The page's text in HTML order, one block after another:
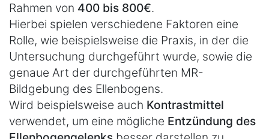
Rahmen von 400 bis 800€.
Hierbei spielen verschiedene Faktoren eine
Rolle, wie beispielsweise die Praxis, in der die
Untersuchung durchgeführt wurde, sowie die
genaue Art der durchgeführten MR-
Bildgebung des Ellenbogens.
Wird beispielsweise auch Kontrastmittel
verwendet, um eine mögliche Entzündung des